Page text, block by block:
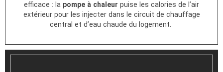
efficace : la pompe à chaleur puise les calories de l’air
extérieur pour les injecter dans le circuit de chauffage
central et d’eau chaude du logement.